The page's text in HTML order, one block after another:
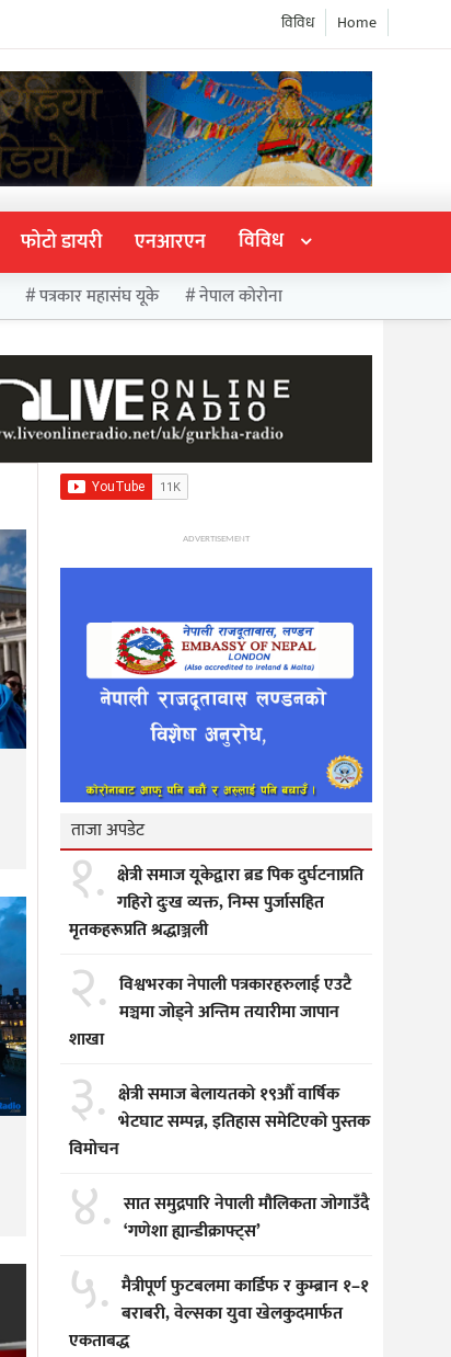
Home
विविध
फोटो डायरी एनआरएन विविध
पत्रकार महासंघ यूके नेपाल कोरोना
ADVERTISEMENT
ताजा अपडेट
१. क्षेत्री समाज यूकेद्वारा ब्रड पिक दुर्घटनाप्रति
गहिरो दुःख व्यक्त, निम्स पुर्जासहित
मृतकहरूप्रति श्रद्धाञ्जली
२. विश्वभरका नेपाली पत्रकारहरुलाई एउटै
मञ्चमा जोड्ने अन्तिम तयारीमा जापान
शाखा
३. क्षेत्री समाज बेलायतको १९औँ वार्षिक
भेटघाट सम्पन्न, इतिहास समेटिएको पुस्तक
विमोचन
४. सात समुद्रपारि नेपाली मौलिकता जोगाउँदै
‘गणेशा ह्यान्डीक्राफ्ट्स’
५. मैत्रीपूर्ण फुटबलमा कार्डिफ र कुम्ब्रान १–१
बराबरी, वेल्सका युवा खेलकुदमार्फत
एकताबद्ध